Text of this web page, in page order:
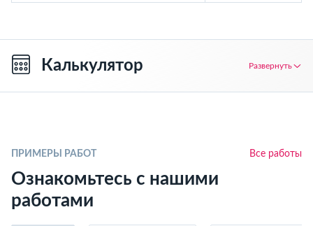
Калькулятор Развернуть
ПРИМЕРЫ РАБОТ Все работы
Ознакомьтесь с нашими
работами